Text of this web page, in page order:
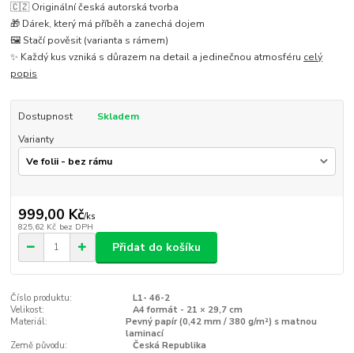
🇨🇿 Originální česká autorská tvorba
🎁 Dárek, který má příběh a zanechá dojem
🖼️ Stačí pověsit (varianta s rámem)
✨ Každý kus vzniká s důrazem na detail a jedinečnou atmosféru celý
popis
Dostupnost
Skladem
Varianty
999,00 Kč/ks
825,62 Kč bez DPH
Přidat do košíku
Číslo produktu:
L1- 46-2
Velikost:
A4 formát - 21 × 29,7 cm
Materiál:
Pevný papír (0,42 mm / 380 g/m²) s matnou
laminací
Země původu:
Česká Republika